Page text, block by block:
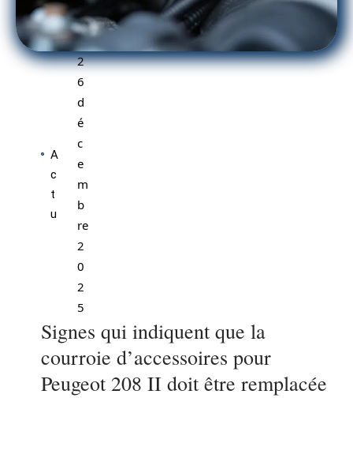
A
c
t
u
2
6
d
é
c
e
m
b
re
2
0
2
5
Signes qui indiquent que la
courroie d’accessoires pour
Peugeot 208 II doit être remplacée